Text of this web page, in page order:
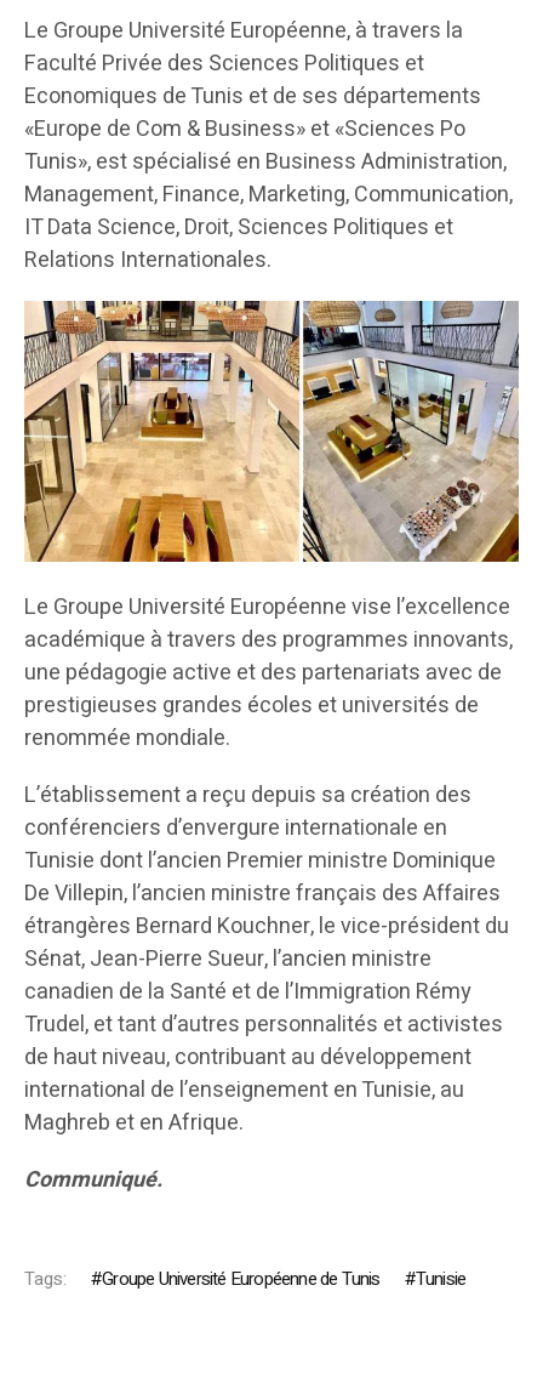
Le Groupe Université Européenne, à travers la
Faculté Privée des Sciences Politiques et
Economiques de Tunis et de ses départements
«Europe de Com & Business» et «Sciences Po
Tunis», est spécialisé en Business Administration,
Management, Finance, Marketing, Communication,
IT Data Science, Droit, Sciences Politiques et
Relations Internationales.
Le Groupe Université Européenne vise l’excellence
académique à travers des programmes innovants,
une pédagogie active et des partenariats avec de
prestigieuses grandes écoles et universités de
renommée mondiale.
L’établissement a reçu depuis sa création des
conférenciers d’envergure internationale en
Tunisie dont l’ancien Premier ministre Dominique
De Villepin, l’ancien ministre français des Affaires
étrangères Bernard Kouchner, le vice-président du
Sénat, Jean-Pierre Sueur, l’ancien ministre
canadien de la Santé et de l’Immigration Rémy
Trudel, et tant d’autres personnalités et activistes
de haut niveau, contribuant au développement
international de l’enseignement en Tunisie, au
Maghreb et en Afrique.
Communiqué.
Tags: Groupe Université Européenne de Tunis Tunisie